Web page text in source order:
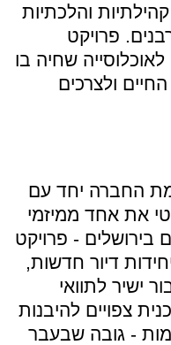
והלכתיות
. פרויקט
שחיה בו
ולצרכים
החברה יחד עם
את אחד ממיזמי
בירושלים - פרויקט
דיור חדשות,
ישיר לתוואי
צפויים להיבנות
- גובה שבעבר